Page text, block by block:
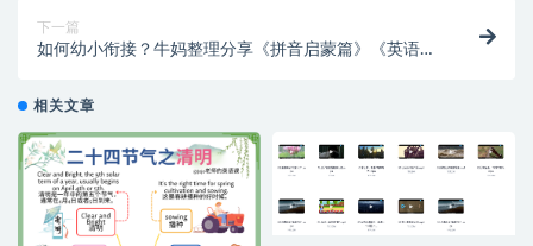
下一篇
如何幼小衔接？牛妈整理分享《拼音启蒙篇》《英语启
相关文章